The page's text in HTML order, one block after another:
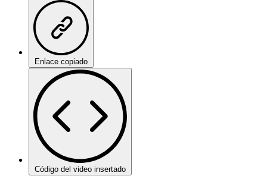
Enlace copiado
Código del video insertado